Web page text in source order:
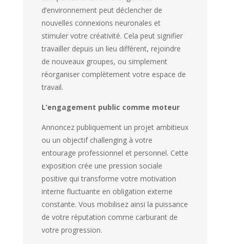
d’environnement peut déclencher de
nouvelles connexions neuronales et
stimuler votre créativité. Cela peut signifier
travailler depuis un lieu différent, rejoindre
de nouveaux groupes, ou simplement
réorganiser complètement votre espace de
travail.
L’engagement public comme moteur
Annoncez publiquement un projet ambitieux
ou un objectif challenging à votre
entourage professionnel et personnel. Cette
exposition crée une pression sociale
positive qui transforme votre motivation
interne fluctuante en obligation externe
constante. Vous mobilisez ainsi la puissance
de votre réputation comme carburant de
votre progression.